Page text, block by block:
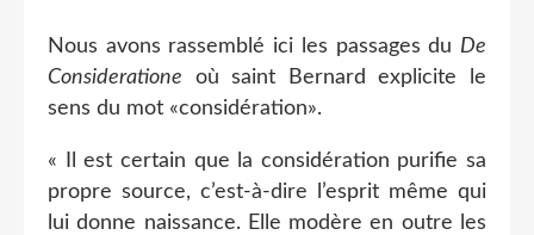
Nous avons rassemblé ici les passages du De
Consideratione où saint Bernard explicite le
sens du mot «considération».
« Il est certain que la considération purifie sa
propre source, c’est-à-dire l’esprit même qui
lui donne naissance. Elle modère en outre les